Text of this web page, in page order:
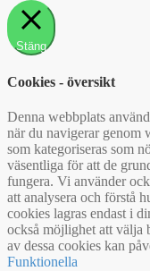
Stäng
Cookies - översikt
Denna webbplats
när du navigerar genom
som kategoriseras som
väsentliga för att de
fungera. Vi använder
att analysera och förstå
cookies lagras endast i
också möjlighet att välja
av dessa cookies kan
Funktionella